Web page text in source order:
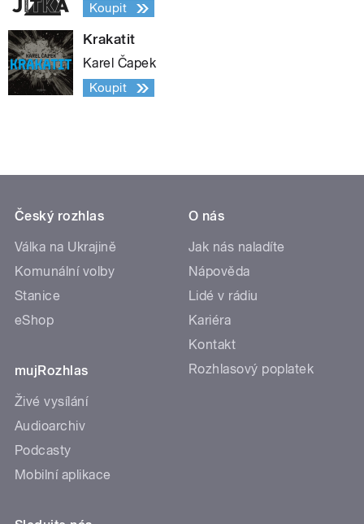
Koupit
Krakatit
Karel Čapek
Koupit
Český rozhlas
Válka na Ukrajině
Komunální volby
Stanice
eShop
mujRozhlas
Živé vysílání
Audioarchiv
Podcasty
Mobilní aplikace
O nás
Jak nás naladíte
Nápověda
Lidé v rádiu
Kariéra
Kontakt
Rozhlasový poplatek